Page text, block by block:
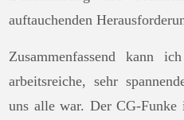
auftauchenden
Zusammenfassend kann
arbeitsreiche, sehr
uns alle war. Der CG-